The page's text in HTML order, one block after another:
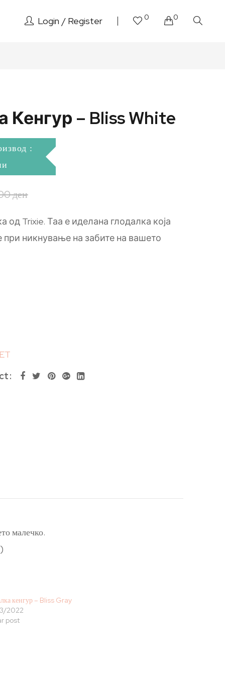
Login Register 0 0
Кенгур – Bliss White
:
ден
од Trixie. Таа е иделана глодалка која
никнување на забите на вашето
малечко.
кенгур – Bliss Gray
2022
post